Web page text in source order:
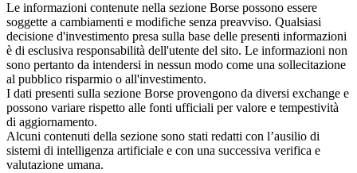
Le informazioni contenute nella sezione Borse possono essere
soggette a cambiamenti e modifiche senza preavviso. Qualsiasi
decisione d'investimento presa sulla base delle presenti informazioni
è di esclusiva responsabilità dell'utente del sito. Le informazioni non
sono pertanto da intendersi in nessun modo come una sollecitazione
al pubblico risparmio o all'investimento.
I dati presenti sulla sezione Borse provengono da diversi exchange e
possono variare rispetto alle fonti ufficiali per valore e tempestività
di aggiornamento.
Alcuni contenuti della sezione sono stati redatti con l’ausilio di
sistemi di intelligenza artificiale e con una successiva verifica e
valutazione umana.